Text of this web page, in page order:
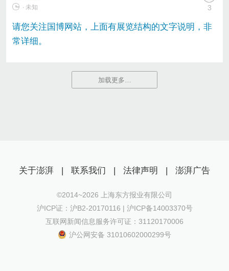
∙ 未知 3
请您关注国博网站，上面有展览结构的文字说明，非
常详细。
加载更多…
关于澎湃 | 联系我们 | 法律声明 | 澎湃广告
©2014~2026 上海东方报业有限公司
沪ICP证：沪B2-20170116 | 沪ICP备14003370号
互联网新闻信息服务许可证：31120170006
沪公网安备 31010602000299号